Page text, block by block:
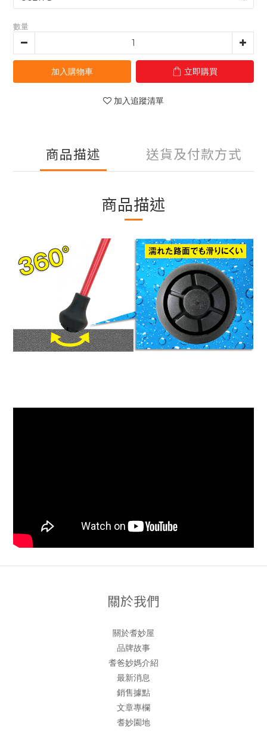
數量
加入購物車 立即購買
加入追蹤清單
商品描述 送貨及付款方式
商品描述
關於我們
關於耆妙屋
品牌故事
耆爸妙媽介紹
最新消息
銷售據點
文章專欄
耆妙園地